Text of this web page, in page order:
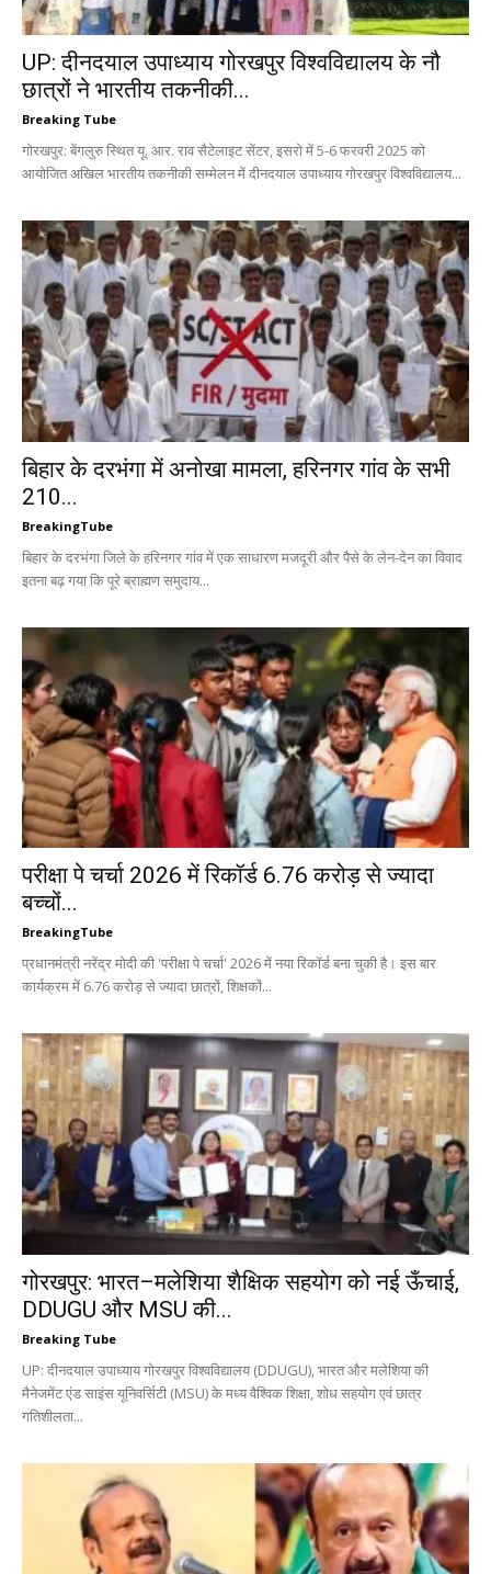
UP: दीनदयाल उपाध्याय गोरखपुर विश्वविद्यालय के नौ
छात्रों ने भारतीय तकनीकी...
Breaking Tube
गोरखपुर: बेंगलुरु स्थित यू. आर. राव सैटेलाइट सेंटर, इसरो में 5-6 फरवरी 2025 को
आयोजित अखिल भारतीय तकनीकी सम्मेलन में दीनदयाल उपाध्याय गोरखपुर विश्वविद्यालय...
बिहार के दरभंगा में अनोखा मामला, हरिनगर गांव के सभी
210...
BreakingTube
बिहार के दरभंगा जिले के हरिनगर गांव में एक साधारण मजदूरी और पैसे के लेन-देन का विवाद
इतना बढ़ गया कि पूरे ब्राह्मण समुदाय...
परीक्षा पे चर्चा 2026 में रिकॉर्ड 6.76 करोड़ से ज्यादा
बच्चों...
BreakingTube
प्रधानमंत्री नरेंद्र मोदी की 'परीक्षा पे चर्चा' 2026 में नया रिकॉर्ड बना चुकी है। इस बार
कार्यक्रम में 6.76 करोड़ से ज्यादा छात्रों, शिक्षकों...
गोरखपुर: भारत–मलेशिया शैक्षिक सहयोग को नई ऊँचाई,
DDUGU और MSU की...
Breaking Tube
UP: दीनदयाल उपाध्याय गोरखपुर विश्वविद्यालय (DDUGU), भारत और मलेशिया की
मैनेजमेंट एंड साइंस यूनिवर्सिटी (MSU) के मध्य वैश्विक शिक्षा, शोध सहयोग एवं छात्र
गतिशीलता...